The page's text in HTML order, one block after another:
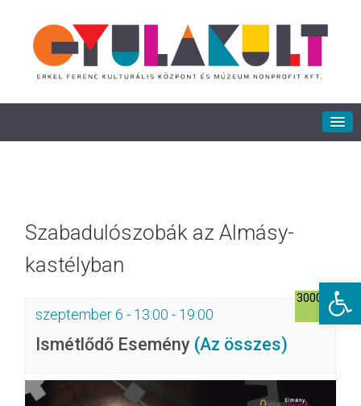
Szabadulószobák az Almásy-
kastélyban
szeptember 6 - 13:00 - 19:00
Ismétlődő Esemény (Az összes)
3000Ft